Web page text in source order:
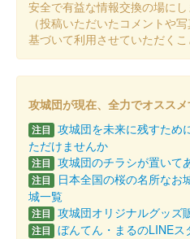
厩橋城 御城印
100枚限定
厩橋城（前橋城）
学校書道部直書き版
販売終了
安全で有益な情報交換の場にし
（投稿いただいたコメントや
基づいて利用させていただくこ
攻城団が現在、全力でオスス
注目 攻城団を未来に残すため
ただけませんか
注目 攻城団のチラシが置いて
注目
日本全国の桜の名所なお
城一覧
注目 攻城団オリジナルグッズ
注目 ぼんてん・まるのLINEス